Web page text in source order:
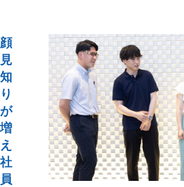
顔
見
知
り
が
増
え
社
員